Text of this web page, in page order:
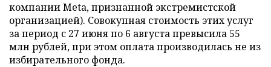
компании Meta, признанной экстремистской
организацией). Совокупная стоимость этих услуг
за период с 27 июня по 6 августа превысила 55
млн рублей, при этом оплата производилась не из
избирательного фонда.